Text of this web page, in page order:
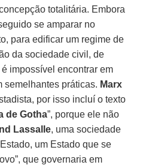
totalitária. Embora
se amparar no
para edificar um regime de
da sociedade civil, de
impossível encontrar em
semelhantes práticas. Marx
por isso incluí o texto
de Gotha”, porque ele não
Lassalle, uma sociedade
um Estado que se
que governaria em